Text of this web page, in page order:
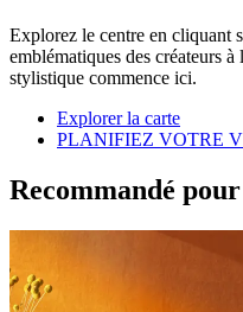
Explorez le centre en cliquant
emblématiques des créateurs
stylistique commence ici.
Explorer la carte
PLANIFIEZ VOTRE
Recommandé